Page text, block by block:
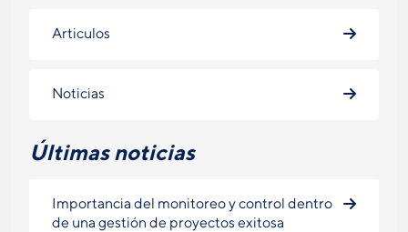
Articulos
Noticias
Últimas noticias
Importancia del monitoreo y control dentro
de una gestión de proyectos exitosa